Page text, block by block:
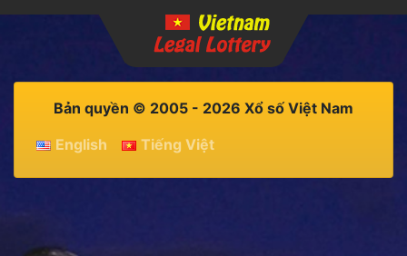
Bản quyền © 2005 - 2026 Xổ số Việt Nam
English
Tiếng Việt